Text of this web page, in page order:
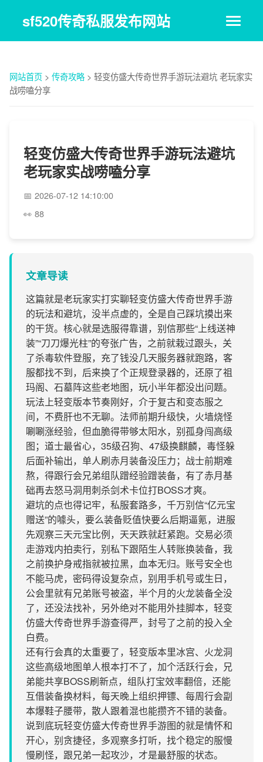
sf520传奇私服发布网站
网站首页 > 传奇攻略 > 轻变仿盛大传奇世界手游玩法避坑 老玩家实
战唠嗑分享
轻变仿盛大传奇世界手游玩法避坑
老玩家实战唠嗑分享
2026-07-12 14:10:00
88
文章导读
这篇就是老玩家实打实聊轻变仿盛大传奇世界手游
的玩法和避坑，没半点虚的，全是自己踩坑摸出来
的干货。核心就是选服得靠谱，别信那些“上线送神
装”“刀刀爆光柱”的夸张广告，之前就栽过跟头，关
了杀毒软件登服，充了钱没几天服务器就跑路，客
服都找不到，后来换了个正规登录器的，还原了祖
玛阁、石墓阵这些老地图，玩小半年都没出问题。
玩法上轻变版本节奏刚好，介于复古和变态服之
间，不费肝也不无聊。法师前期升级快，火墙烧怪
唰唰涨经验，但血脆得带够太阳水，别孤身闯高级
图；道士最省心，35级召狗、47级换麒麟，毒怪躲
后面补输出，单人刷赤月装备没压力；战士前期难
熬，得跟行会兄弟组队蹭经验蹭装备，有了赤月基
础再去怒马洞用刺杀剑术卡位打BOSS才爽。
避坑的点也得记牢，私服套路多，千万别信“亿元宝
赠送”的噱头，要么装备贬值快要么后期逼氪，进服
先观察三天元宝比例，天天跌就赶紧跑。交易必须
走游戏内拍卖行，别私下跟陌生人转账换装备，我
之前换护身戒指就被拉黑，血本无归。账号安全也
不能马虎，密码得设复杂点，别用手机号或生日，
公会里就有兄弟账号被盗，半个月的火龙装备全没
了，还没法找补，另外绝对不能用外挂脚本，轻变
仿盛大传奇世界手游查得严，封号了之前的投入全
白费。
还有行会真的太重要了，轻变版本里冰宫、火龙洞
这些高级地图单人根本打不了，加个活跃行会，兄
弟能共享BOSS刷新点，组队打宝效率翻倍，还能
互借装备换材料，每天晚上组织押镖、每周行会副
本爆鞋子腰带，散人跟着混也能攒齐不错的装备。
说到底玩轻变仿盛大传奇世界手游图的就是情怀和
开心，别贪捷径，多观察多打听，找个稳定的服慢
慢刷怪，跟兄弟一起攻沙，才是最舒服的状态。